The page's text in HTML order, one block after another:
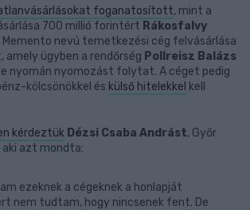
foganatosított, mint a
700 millió forintért Rákosfalvy
Memento nevú temetkezési cég felvásárlása
ügyben a rendőrség Pollreisz Balázs
nyomán nyomozást folytat. A céget pedig
kölcsönökkel és külső hitelekkel kell
kérdeztük Dézsi Csaba Andrást, Győr
azt mondta:
ezeknek a cégeknek a honlapját
nem tudtam, hogy nincsenek fent. De